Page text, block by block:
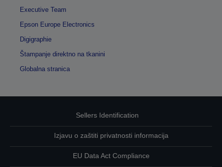
Executive Team
Epson Europe Electronics
Digigraphie
Štampanje direktno na tkanini
Globalna stranica
Sellers Identification
Izjavu o zaštiti privatnosti informacija
EU Data Act Compliance